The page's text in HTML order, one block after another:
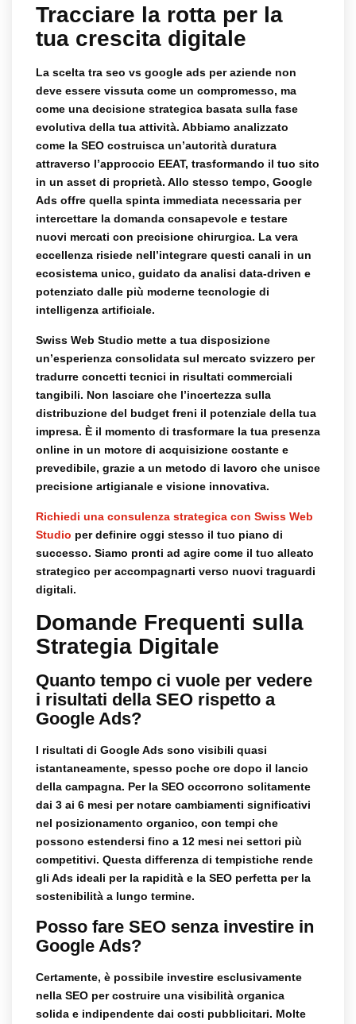
Tracciare la rotta per la
tua crescita digitale
La scelta tra seo vs google ads per aziende non
deve essere vissuta come un compromesso, ma
come una decisione strategica basata sulla fase
evolutiva della tua attività. Abbiamo analizzato
come la SEO costruisca un’autorità duratura
attraverso l’approccio EEAT, trasformando il tuo sito
in un asset di proprietà. Allo stesso tempo, Google
Ads offre quella spinta immediata necessaria per
intercettare la domanda consapevole e testare
nuovi mercati con precisione chirurgica. La vera
eccellenza risiede nell’integrare questi canali in un
ecosistema unico, guidato da analisi data-driven e
potenziato dalle più moderne tecnologie di
intelligenza artificiale.
Swiss Web Studio mette a tua disposizione
un’esperienza consolidata sul mercato svizzero per
tradurre concetti tecnici in risultati commerciali
tangibili. Non lasciare che l’incertezza sulla
distribuzione del budget freni il potenziale della tua
impresa. È il momento di trasformare la tua presenza
online in un motore di acquisizione costante e
prevedibile, grazie a un metodo di lavoro che unisce
precisione artigianale e visione innovativa.
Richiedi una consulenza strategica con Swiss Web
Studio per definire oggi stesso il tuo piano di
successo. Siamo pronti ad agire come il tuo alleato
strategico per accompagnarti verso nuovi traguardi
digitali.
Domande Frequenti sulla
Strategia Digitale
Quanto tempo ci vuole per vedere
i risultati della SEO rispetto a
Google Ads?
I risultati di Google Ads sono visibili quasi
istantaneamente, spesso poche ore dopo il lancio
della campagna. Per la SEO occorrono solitamente
dai 3 ai 6 mesi per notare cambiamenti significativi
nel posizionamento organico, con tempi che
possono estendersi fino a 12 mesi nei settori più
competitivi. Questa differenza di tempistiche rende
gli Ads ideali per la rapidità e la SEO perfetta per la
sostenibilità a lungo termine.
Posso fare SEO senza investire in
Google Ads?
Certamente, è possibile investire esclusivamente
nella SEO per costruire una visibilità organica
solida e indipendente dai costi pubblicitari. Molte